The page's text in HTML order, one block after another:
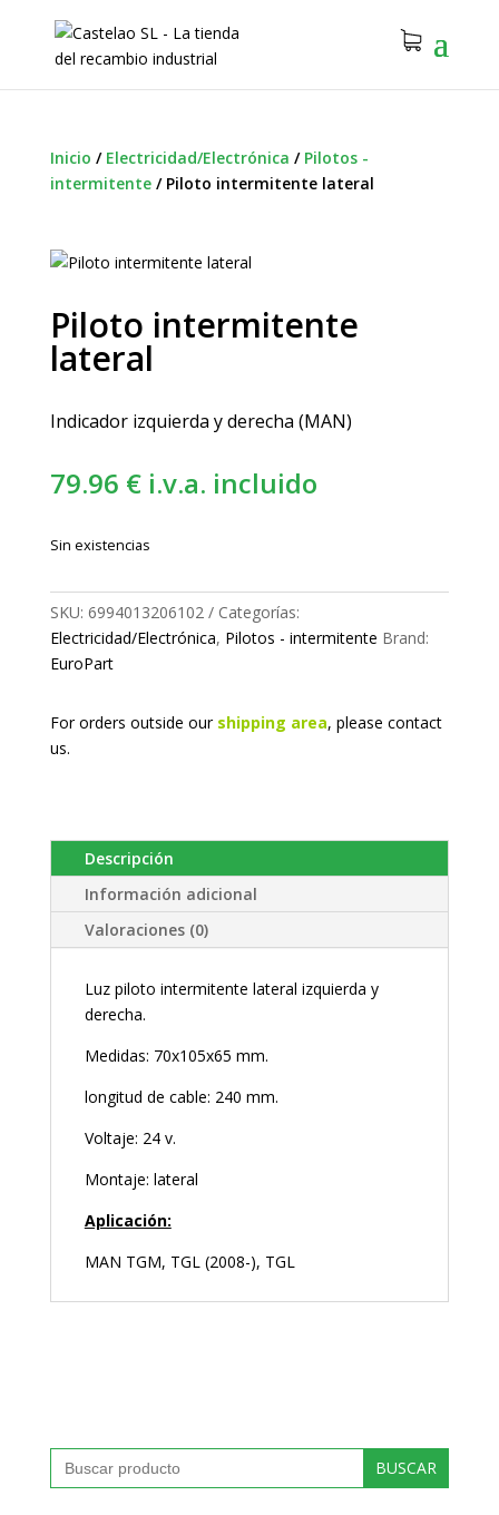
Inicio / Electricidad/Electrónica / Pilotos -
intermitente/ Piloto intermitente lateral
Piloto intermitente
lateral
Indicador izquierda y derecha (MAN)
79.96 € i.v.a. incluido
Sin existencias
SKU: 6994013206102
Categorías:
Electricidad/Electrónica, Pilotos - intermitente Brand:
EuroPart
For orders outside our shipping area, please contact
us.
Descripción
Información adicional
Valoraciones (0)
Luz piloto intermitente lateral izquierda y
derecha.
Medidas: 70x105x65 mm.
longitud de cable: 240 mm.
Voltaje: 24 v.
Montaje: lateral
Aplicación:
MAN TGM, TGL (2008-), TGL
Buscar: